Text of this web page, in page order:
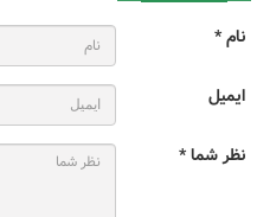
نام *
ایمیل
نظر شما *